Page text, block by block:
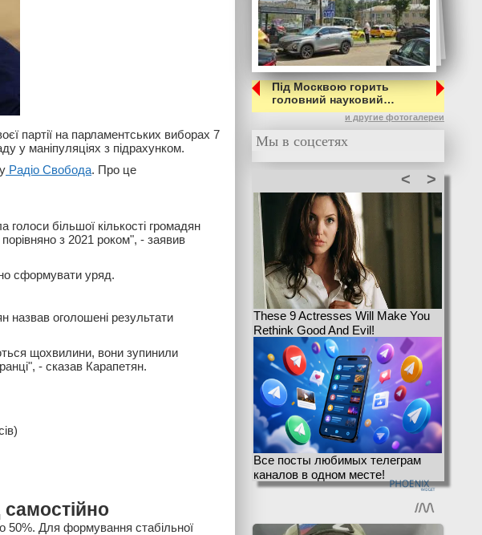
партії на парламентських виборах 7
у маніпуляціях з підрахунком.
Радіо Свобода. Про це
більшої кількості громадян
порівняно з 2021 роком", - заявив
сформувати уряд.
назвав оголошені результати
щохвилини, вони зупинили
- сказав Карапетян.
50%. Для формування стабільної
Під Москвою горить
головний науковий…
и другие фотогалереи
Мы в соцсетях
>
<
These 9 Actresses Will Make You
Rethink Good And Evil!
Все посты любимых телеграм
каналов в одном месте!